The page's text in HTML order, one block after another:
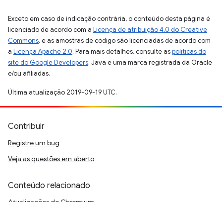
Exceto em caso de indicação contrária, o conteúdo desta página é
licenciado de acordo com a Licença de atribuição 4.0 do Creative
Commons, e as amostras de código são licenciadas de acordo com
a Licença Apache 2.0. Para mais detalhes, consulte aspolíticas do
site do Google Developers. Java é uma marca registrada da Oracle
e/ou afiliadas.
Última atualização 2019-09-19 UTC.
Contribuir
Registre um bug
Veja as questões em aberto
Conteúdo relacionado